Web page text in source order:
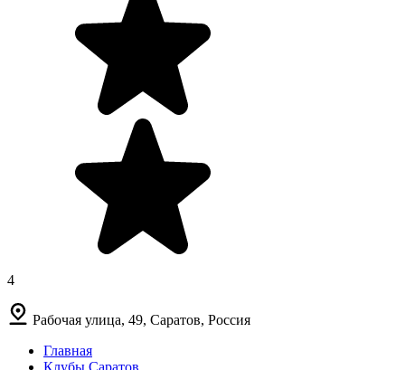
4
Рабочая улица, 49, Саратов, Россия
Главная
Клубы Саратов